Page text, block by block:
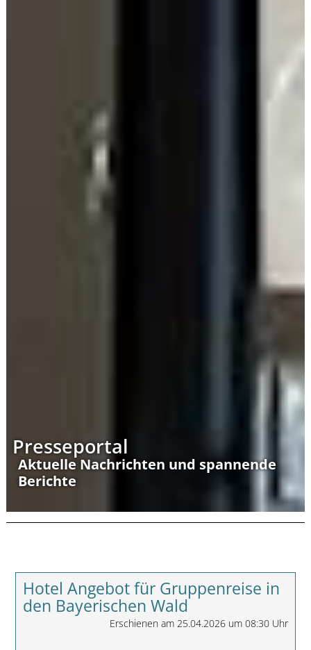
Presseportal
Aktuelle Nachrichten und spannende
Berichte
Hotel Angebot für Gruppenreise in
den Bayerischen Wald
Erschienen am 25.04.2026 um 08:30 Uhr